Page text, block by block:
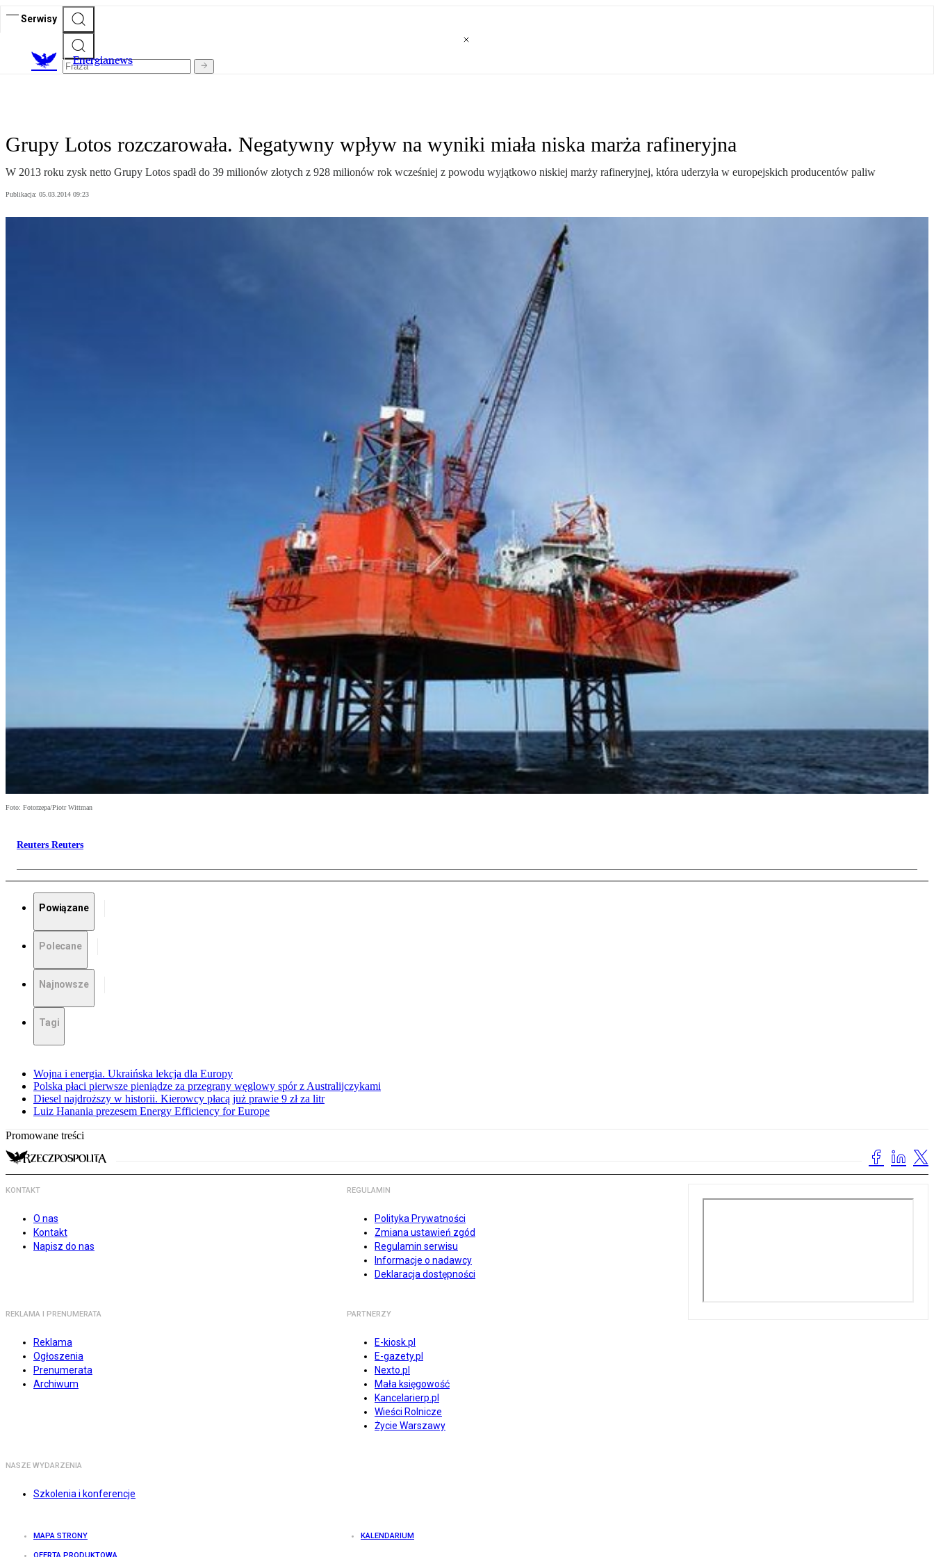
Serwisy
Energianews
Grupy Lotos rozczarowała. Negatywny wpływ na wyniki miała niska marża rafineryjna
W 2013 roku zysk netto Grupy Lotos spadł do 39 milionów złotych z 928 milionów rok wcześniej z powodu wyjątkowo niskiej marży rafineryjnej, która uderzyła w europejskich producentów paliw
Publikacja: 05.03.2014 09:23
Foto: Fotorzepa/Piotr Wittman
Reuters Reuters
Powiązane
Polecane
Najnowsze
Tagi
Wojna i energia. Ukraińska lekcja dla Europy
Polska płaci pierwsze pieniądze za przegrany węglowy spór z Australijczykami
Diesel najdroższy w historii. Kierowcy płacą już prawie 9 zł za litr
Luiz Hanania prezesem Energy Efficiency for Europe
Promowane treści
KONTAKT
O nas
Kontakt
Napisz do nas
REGULAMIN
Polityka Prywatności
Zmiana ustawień zgód
Regulamin serwisu
Informacje o nadawcy
Deklaracja dostępności
REKLAMA I PRENUMERATA
Reklama
Ogłoszenia
Prenumerata
Archiwum
PARTNERZY
E-kiosk.pl
E-gazety.pl
Nexto.pl
Mała księgowość
Kancelarierp.pl
Wieści Rolnicze
Życie Warszawy
NASZE WYDARZENIA
Szkolenia i konferencje
MAPA STRONY KALENDARIUM